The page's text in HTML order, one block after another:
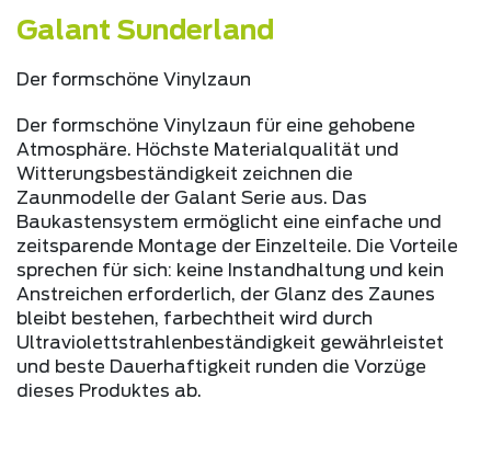
Galant Sunderland
Der formschöne Vinylzaun
Der formschöne Vinylzaun für eine gehobene
Atmosphäre. Höchste Materialqualität und
Witterungsbeständigkeit zeichnen die
Zaunmodelle der Galant Serie aus. Das
Baukastensystem ermöglicht eine einfache und
zeitsparende Montage der Einzelteile. Die Vorteile
sprechen für sich: keine Instandhaltung und kein
Anstreichen erforderlich, der Glanz des Zaunes
bleibt bestehen, farbechtheit wird durch
Ultraviolettstrahlenbeständigkeit gewährleistet
und beste Dauerhaftigkeit runden die Vorzüge
dieses Produktes ab.